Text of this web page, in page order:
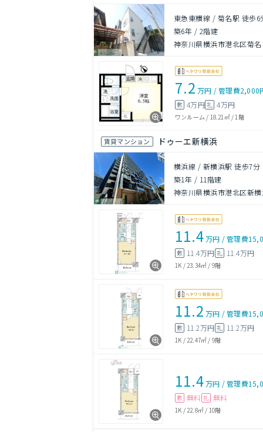
東急東横線 / 菊名駅 徒歩6
築6年 / 2階建
神奈川県横浜市港北区菊名
7.2 万円 /管理費2,000
敷 4万円礼 4万円
ワンルーム / 18.21㎡/1階
賃貸マンション ドゥーエ新横浜
横浜線 / 新横浜駅 徒歩7分
築1年 / 11階建
神奈川県横浜市港北区新横
11.4万円 /管理費
敷 11.4万円 礼 11.4万円
1K /23.34㎡ / 9階
11.2 万円 /管理費
敷 11.2万円 礼 11.2万円
1K /22.47㎡ / 9階
11.4万円 /管理費
敷 無料 礼 無料
1K / 22.8㎡ / 10階